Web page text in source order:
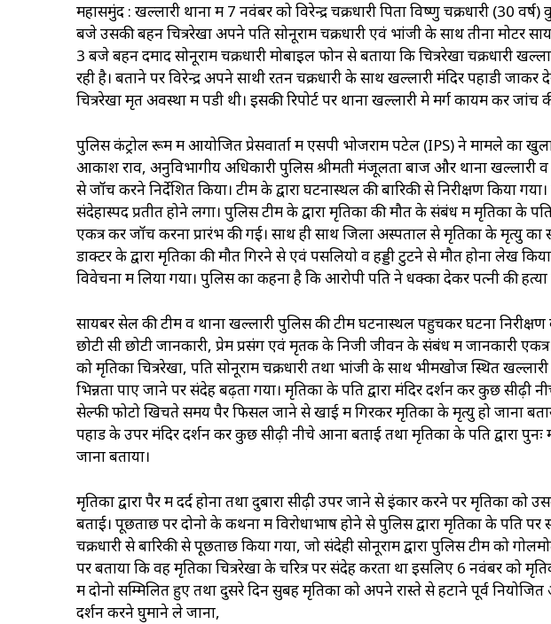
महासमुंद : खल्लारी थाना में 7 नवंबर को विरेन्द्र चक्रधारी पिता विष्णु चक्रधारी (30 वर्ष)
बजे उसकी बहन चित्ररेखा अपने पति सोनूराम चक्रधारी एवं भांजी के साथ तीनों मोटर
3 बजे बहन दमाद सोनूराम चक्रधारी मोबाइल फोन से बताया कि चित्ररेखा चक्रधारी
रही है। बताने पर विरेन्द्र अपने साथी रतन चक्रधारी के साथ खल्लारी मंदिर पहाडी
चित्ररेखा मृत अवस्था में पडी थी। इसकी रिपोर्ट पर थाना खल्लारी मे मर्ग कायम कर जांच
पुलिस कंट्रोल रूम में आयोजित प्रेसवार्ता में एसपी भोजराम पटेल (IPS) ने मामले का
आकाश राव, अनुविभागीय अधिकारी पुलिस श्रीमती मंजूलता बाज और थाना खल्लारी
से जॉच करने निर्देशित किया। टीम के द्वारा घटनास्थल की बारिकी से निरीक्षण किया
संदेहास्पद प्रतीत होने लगा। पुलिस टीम के द्वारा मृतिका की मौत के संबंध में मृतिका के
एकत्र कर जॉच करना प्रारंभ की गई। साथ ही साथ जिला अस्पताल से मृतिका के मृत्यु का
डाक्टर के द्वारा मृतिका की मौत गिरने से एवं पसलियोें व हड्डी टुटने से मौत होना लेख
विवेचना में लिया गया। पुलिस का कहना है कि आरोपी पति ने धक्का देकर पत्नी की हत्या
सायबर सेल की टीम व थाना खल्लारी पुलिस की टीम घटनास्थल पहुचकर घटना
छोटी सी छोटी जानकारी, प्रेम प्रसंग एवं मृतक के निजी जीवन के संबंध में जानकारी
को मृतिका चित्ररेखा, पति सोनूराम चक्रधारी तथा भांजी के साथ भीमखोज स्थित
भिन्नता पाए जाने पर संदेह बढ़ता गया। मृतिका के पति द्वारा मंदिर दर्शन कर कुछ सीढ़ी
सेल्फी फोटो खिचते समय पैर फिसल जाने से खाई में गिरकर मृतिका के मृत्यु हो जाना
पहाड के उपर मंदिर दर्शन कर कुछ सीढ़ी नीचे आना बताई तथा मृतिका के पति द्वारा
जाना बताया।
मृतिका द्वारा पैर में दर्द होना तथा दुबारा सीढ़ी उपर जाने से इंकार करने पर मृतिका को
बताई। पूछताछ पर दोनो के कथनों में विरोधाभाष होने से पुलिस द्वारा मृतिका के पति पर
चक्रधारी से बारिकी से पूछताछ किया गया, जो संदेही सोनूराम द्वारा पुलिस टीम को
पर बताया कि वह मृतिका चित्ररेखा के चरित्र पर संदेह करता था इसलिए 6 नवंबर को
में दोनो सम्मिलित हुए तथा दुसरे दिन सुबह मृतिका को अपने रास्ते से हटाने पूर्व
दर्शन करने घुमाने ले जाना,